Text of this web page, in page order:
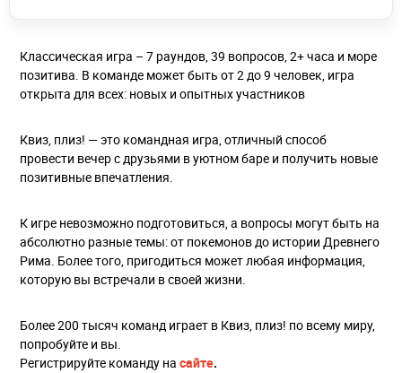
Классическая игра – 7 раундов, 39 вопросов, 2+ часа и море
позитива. В команде может быть от 2 до 9 человек, игра
открыта для всех: новых и опытных участников
Квиз, плиз! — это командная игра, отличный способ
провести вечер с друзьями в уютном баре и получить новые
позитивные впечатления.
К игре невозможно подготовиться, а вопросы могут быть на
абсолютно разные темы: от покемонов до истории Древнего
Рима. Более того, пригодиться может любая информация,
которую вы встречали в своей жизни.
Более 200 тысяч команд играет в Квиз, плиз! по всему миру,
попробуйте и вы.
Регистрируйте команду на сайте.